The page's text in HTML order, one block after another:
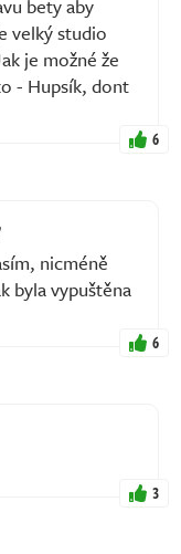
bety aby
velký studio
je možné že
- Hupsík, dont
6
nicméně
byla vypuštěna
6
3